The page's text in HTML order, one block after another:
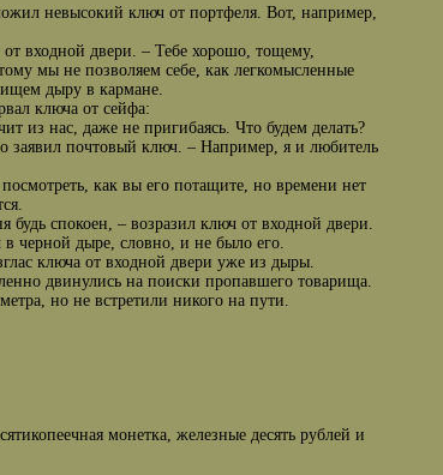
невысокий ключ от портфеля. Вот, например,
входной двери. – Тебе хорошо, тощему,
мы не позволяем себе, как легкомысленные
дыру в кармане.
ключа от сейфа:
из нас, даже не пригибаясь. Что будем делать?
заявил почтовый ключ. – Например, я и любитель
как вы его потащите, но времени нет
спокоен, – возразил ключ от входной двери.
черной дыре, словно, и не было его.
ключа от входной двери уже из дыры.
двинулись на поиски пропавшего товарища.
но не встретили никого на пути.
монетка, железные десять рублей и